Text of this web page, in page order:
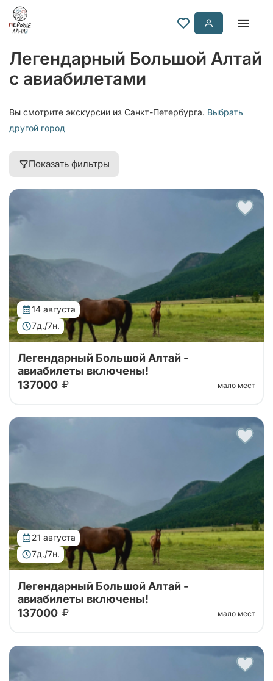
Легендарный Большой Алтай
с авиабилетами
Вы смотрите экскурсии из Санкт-Петербурга. Выбрать
другой город
Показать фильтры
14 августа
7д./7н.
Тур организован совместно с принимающей
стороной. Горный Алтай – это место, где можно не
только активно отдыхать, но и наслаждаться
Легендарный Большой Алтай -
авиабилеты включены!
137000
мало мест
21 августа
7д./7н.
Тур организован совместно с принимающей
стороной. Горный Алтай – это место, где можно не
только активно отдыхать, но и наслаждаться
Легендарный Большой Алтай -
авиабилеты включены!
137000
мало мест